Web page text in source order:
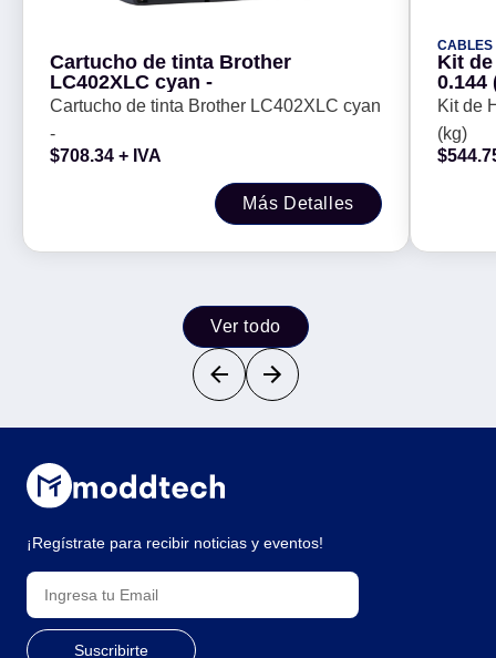
Cartucho de tinta Brother
LC402XLC cyan -
Cartucho de tinta Brother LC402XLC cyan
-
$708.34 + IVA
Más Detalles
CABLES
Kit de
0.144
Kit de
(kg)
$
Ver todo
¡Regístrate para recibir noticias y eventos!